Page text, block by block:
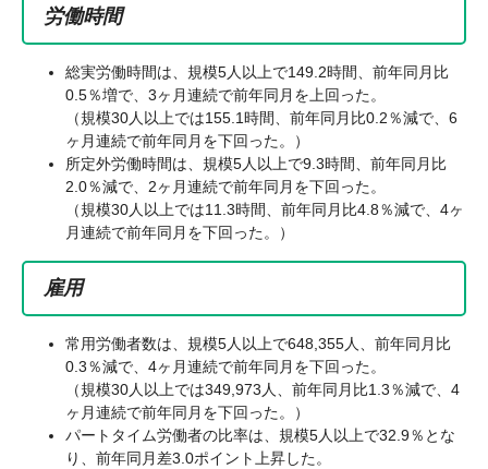
労働時間
総実労働時間は、規模5人以上で149.2時間、前年同月比
0.5％増で、3ヶ月連続で前年同月を上回った。
（規模30人以上では155.1時間、前年同月比0.2％減で、6
ヶ月連続で前年同月を下回った。）
所定外労働時間は、規模5人以上で9.3時間、前年同月比
2.0％減で、2ヶ月連続で前年同月を下回った。
（規模30人以上では11.3時間、前年同月比4.8％減で、4ヶ
月連続で前年同月を下回った。）
雇用
常用労働者数は、規模5人以上で648,355人、前年同月比
0.3％減で、4ヶ月連続で前年同月を下回った。
（規模30人以上では349,973人、前年同月比1.3％減で、4
ヶ月連続で前年同月を下回った。）
パートタイム労働者の比率は、規模5人以上で32.9％とな
り、前年同月差3.0ポイント上昇した。